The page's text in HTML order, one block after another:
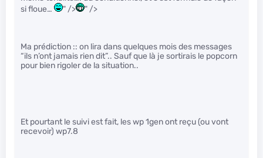
si floue…
" /> " />
Ma prédiction :: on lira dans quelques mois des messages
“ils n’ont jamais rien dit”.. Sauf que là je sortirais le popcorn
pour bien rigoler de la situation..
Et pourtant le suivi est fait, les wp 1gen ont reçu (ou vont
recevoir) wp7.8